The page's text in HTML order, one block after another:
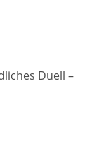
Duell –